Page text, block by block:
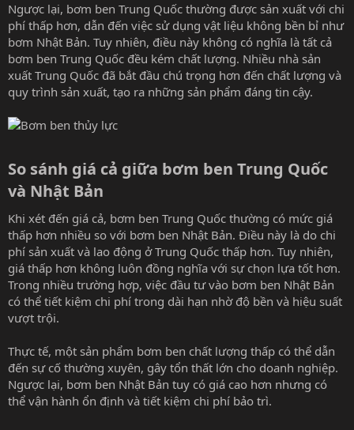
Ngược lại, bơm ben Trung Quốc thường được sản xuất với chi
phí thấp hơn, dẫn đến việc sử dụng vật liệu không bền bỉ như
bơm Nhật Bản. Tuy nhiên, điều này không có nghĩa là tất cả
bơm ben Trung Quốc đều kém chất lượng. Nhiều nhà sản
xuất Trung Quốc đã bắt đầu chú trọng hơn đến chất lượng và
quy trình sản xuất, tạo ra những sản phẩm đáng tin cậy.
So sánh giá cả giữa bơm ben Trung Quốc
và Nhật Bản​
Khi xét đến giá cả, bơm ben Trung Quốc thường có mức giá
thấp hơn nhiều so với bơm ben Nhật Bản. Điều này là do chi
phí sản xuất và lao động ở Trung Quốc thấp hơn. Tuy nhiên,
giá thấp hơn không luôn đồng nghĩa với sự chọn lựa tốt hơn.
Trong nhiều trường hợp, việc đầu tư vào bơm ben Nhật Bản
có thể tiết kiệm chi phí trong dài hạn nhờ độ bền và hiệu suất
vượt trội.
Thực tế, một sản phẩm bơm ben chất lượng thấp có thể dẫn
đến sự cố thường xuyên, gây tổn thất lớn cho doanh nghiệp.
Ngược lại, bơm ben Nhật Bản tuy có giá cao hơn nhưng có
thể vận hành ổn định và tiết kiệm chi phí bảo trì.